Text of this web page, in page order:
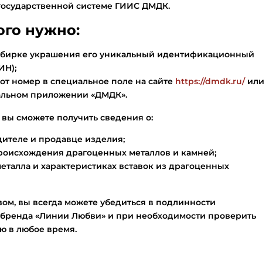
системе ГИИС ДМДК.
нужно:
бирке украшения его уникальный идентификационный
номер в специальное поле на сайте https://dmdk.ru/или
приложении «ДМДК».
вы сможете получить сведения о:
и продавце изделия;
драгоценных металлов и камней;
и характеристиках вставок из драгоценных
вы всегда можете убедиться в подлинности
«Линии Любви» и при необходимости проверить
в любое время.